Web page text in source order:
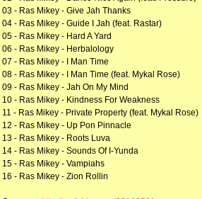
03 - Ras Mikey - Give Jah Thanks
04 - Ras Mikey - Guide I Jah (feat. Rastar)
05 - Ras Mikey - Hard A Yard
06 - Ras Mikey - Herbalology
07 - Ras Mikey - I Man Time
08 - Ras Mikey - I Man Time (feat. Mykal Rose)
09 - Ras Mikey - Jah On My Mind
10 - Ras Mikey - Kindness For Weakness
11 - Ras Mikey - Private Property (feat. Mykal Rose)
12 - Ras Mikey - Up Pon Pinnacle
13 - Ras Mikey - Roots Luva
14 - Ras Mikey - Sounds Of I-Yunda
15 - Ras Mikey - Vampiahs
16 - Ras Mikey - Zion Rollin